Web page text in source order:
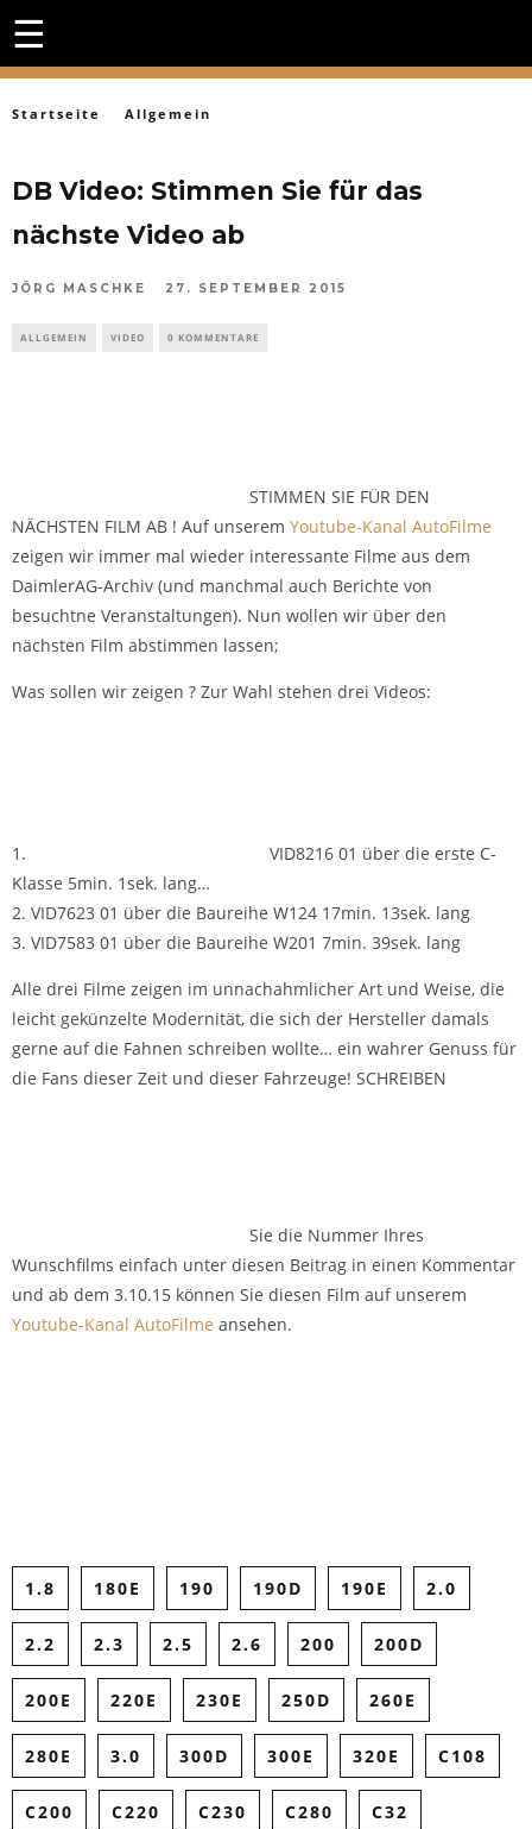
☰
Startseite Allgemein
DB Video: Stimmen Sie für das
nächste Video ab
JÖRG MASCHKE 27. SEPTEMBER 2015
ALLGEMEIN VIDEO 0 KOMMENTARE
STIMMEN SIE FÜR DEN
NÄCHSTEN FILM AB ! Auf unserem Youtube-Kanal AutoFilme
zeigen wir immer mal wieder interessante Filme aus dem
DaimlerAG-Archiv (und manchmal auch Berichte von
besuchtne Veranstaltungen). Nun wollen wir über den
nächsten Film abstimmen lassen;
Was sollen wir zeigen ? Zur Wahl stehen drei Videos:
1.
VID8216 01 über die erste C-
Klasse 5min. 1sek. lang…
2. VID7623 01 über die Baureihe W124 17min. 13sek. lang
3. VID7583 01 über die Baureihe W201 7min. 39sek. lang
Alle drei Filme zeigen im unnachahmlicher Art und Weise, die
leicht gekünzelte Modernität, die sich der Hersteller damals
gerne auf die Fahnen schreiben wollte… ein wahrer Genuss für
die Fans dieser Zeit und dieser Fahrzeuge! SCHREIBEN
Sie die Nummer Ihres
Wunschfilms einfach unter diesen Beitrag in einen Kommentar
und ab dem 3.10.15 können Sie diesen Film auf unserem
Youtube-Kanal AutoFilme ansehen.
1.8 180E 190 190D 190E 2.0
2.2 2.3 2.5 2.6 200 200D
200E 220E 230E 250D 260E
280E 3.0 300D 300E 320E C108
C200 C220 C230 C280 C32